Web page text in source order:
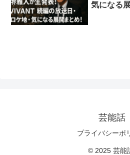
気になる
芸能話
プライバシーポ
© 2025 芸能